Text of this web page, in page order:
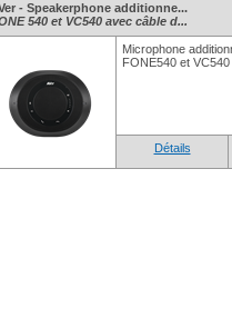
- Speakerphone additionne...
540 et VC540 avec câble d...
Microphone
FONE540 et
Détails